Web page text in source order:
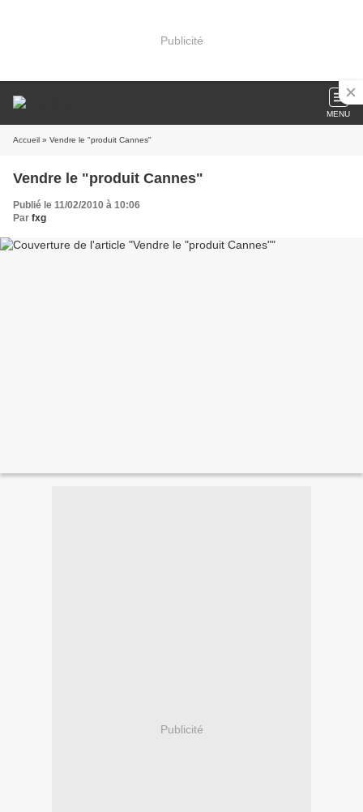
Publicité
MENU
Accueil » Vendre le "produit Cannes"
Vendre le "produit Cannes"
Publié le 11/02/2010 à 10:06
Par fxg
Publicité